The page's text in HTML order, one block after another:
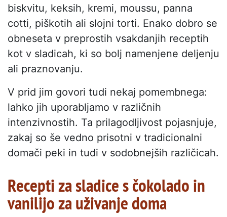
biskvitu, keksih, kremi, moussu, panna
cotti, piškotih ali slojni torti. Enako dobro se
obneseta v preprostih vsakdanjih receptih
kot v sladicah, ki so bolj namenjene deljenju
ali praznovanju.
V prid jim govori tudi nekaj pomembnega:
lahko jih uporabljamo v različnih
intenzivnostih. Ta prilagodljivost pojasnjuje,
zakaj so še vedno prisotni v tradicionalni
domači peki in tudi v sodobnejših različicah.
Recepti za sladice s čokolado in
vanilijo za uživanje doma